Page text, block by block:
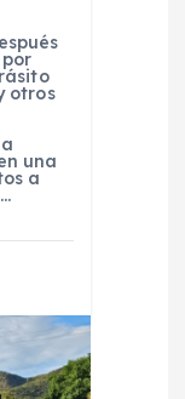
otros
una
a